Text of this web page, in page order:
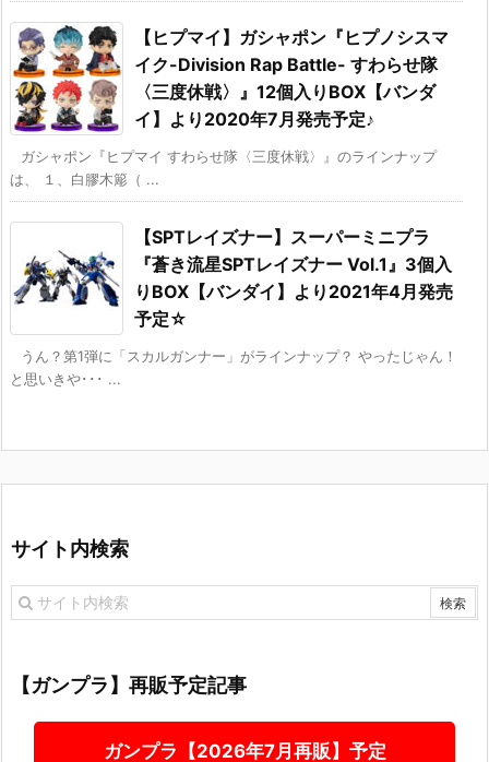
【ヒプマイ】ガシャポン『ヒプノシスマ
イク-Division Rap Battle- すわらせ隊
〈三度休戦〉』12個入りBOX【バンダ
イ】より2020年7月発売予定♪
ガシャポン『ヒプマイ すわらせ隊〈三度休戦〉』のラインナップ
は、 １、白膠木簓（ ...
【SPTレイズナー】スーパーミニプラ
『蒼き流星SPTレイズナー Vol.1』3個入
りBOX【バンダイ】より2021年4月発売
予定☆
うん？第1弾に「スカルガンナー」がラインナップ？ やったじゃん！
と思いきや･･･ ...
サイト内検索
【ガンプラ】再販予定記事
ガンプラ【2026年7月再販】予定